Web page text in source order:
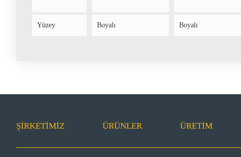
Yüzey Boyalı Boyalı
ŞIRKETIMIZ ÜRÜNLER ÜRETİM